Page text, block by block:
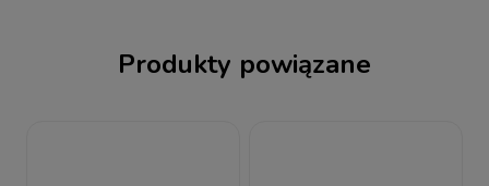
Produkty powiązane